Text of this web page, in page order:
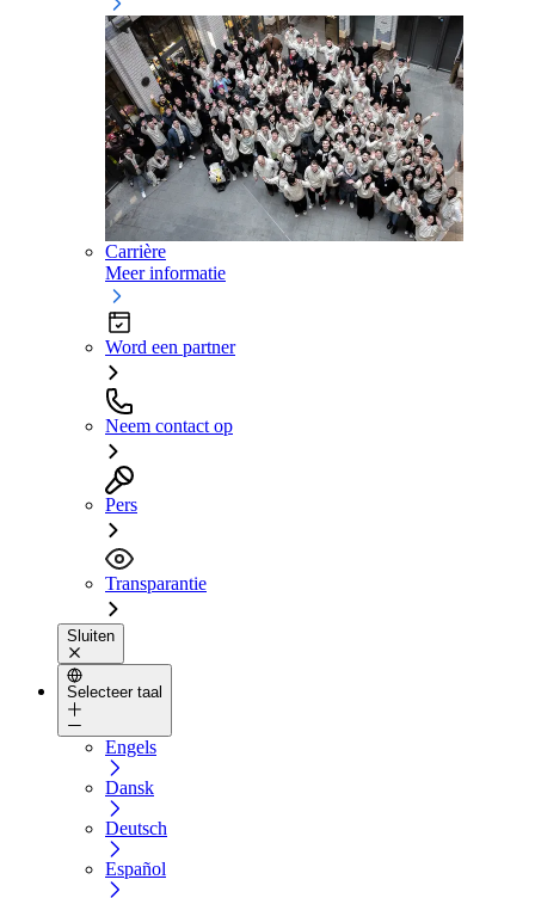
Carrière
Meer informatie
Word een partner
Neem contact op
Pers
Transparantie
Sluiten
Selecteer taal
Engels
Dansk
Deutsch
Español